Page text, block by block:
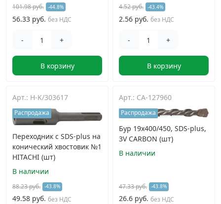
Метрический крепеж
Нержавеющий крепеж
Скобяные изделия и мебельная фурнитура›
101.98 руб. -44.8%
56.33 руб. без НДС
- +
В корзину
4.52 руб. -43.4%
2.56 руб. без НДС
- +
В корзину
Арт.: H-K/303617
Распродажа
Переходник с SDS-plus на
конический хвостовик №1
HITACHI (шт)
В наличии
88.23 руб. -43.8%
49.58 руб. без НДС
Арт.: CA-127960
Распродажа
Бур 19x400/450, SDS-plus,
3V CARBON (шт)
В наличии
47.33 руб. -43.8%
26.6 руб. без НДС